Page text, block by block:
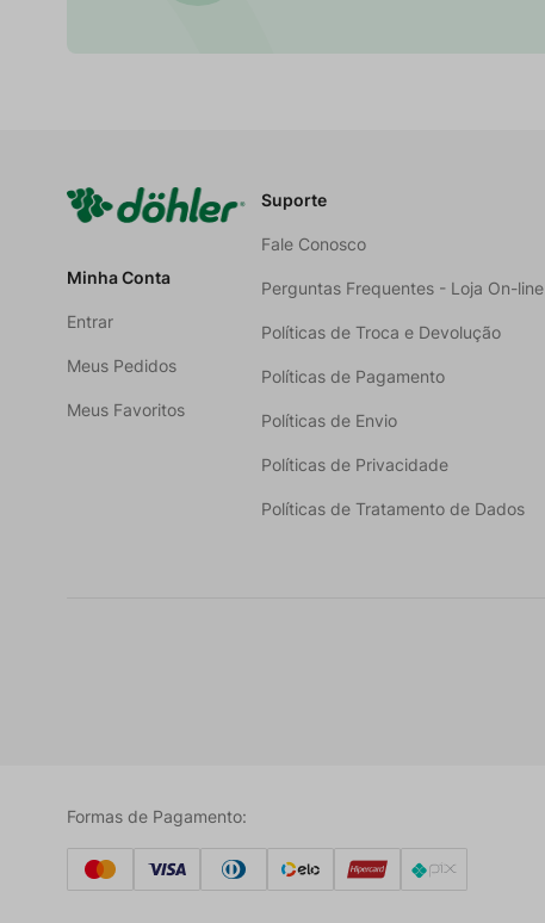
Minha Conta
Entrar
Meus Pedidos
Meus Favoritos
Suporte
Fale Conosco
Perguntas Frequentes - Loja On-line
Políticas de Troca e Devolução
Políticas de Pagamento
Políticas de Envio
Políticas de Privacidade
Políticas de Tratamento de Dados
Formas de Pagamento: